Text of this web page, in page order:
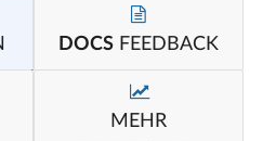
DOCS FEEDBACK
MEHR